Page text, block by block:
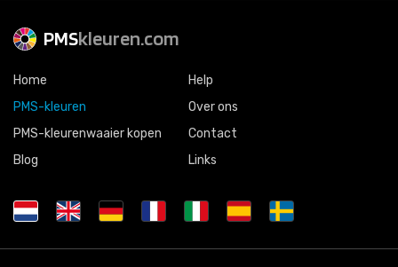
PMSkleuren.com
Home
PMS-kleuren
PMS-kleurenwaaier kopen
Blog
Help
Over ons
Contact
Links